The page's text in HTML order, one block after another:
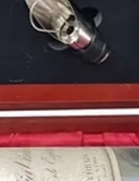
Hemsworth, el futbolista español
Emilio de Justo, el actor británico
cantante británicaAmy Winehouse
, la actriz
o la cantante chilenaMon Laferte
Puedes encontrar una amplia selección de